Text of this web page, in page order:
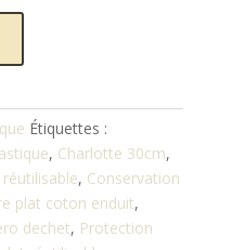
Étiquettes :
, Charlotte 30cm,
, Conservation
plat coton enduit,
dechet, Protection